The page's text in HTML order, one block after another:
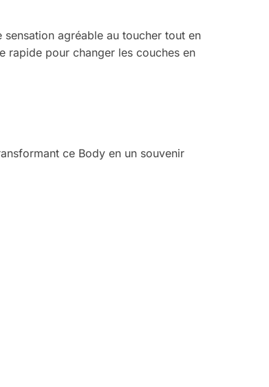
agréable au toucher tout en
rapide pour changer les couches en
ce Body en un souvenir